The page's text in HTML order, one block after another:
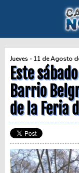
Jueves - 11 de Agosto
Este
Barrio
de la Feria